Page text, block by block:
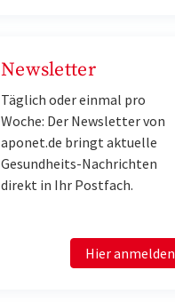
Newsletter
Täglich oder einmal pro
Woche: Der Newsletter von
aponet.de bringt aktuelle
Gesundheits-Nachrichten
direkt in Ihr Postfach.
Hier anmelden